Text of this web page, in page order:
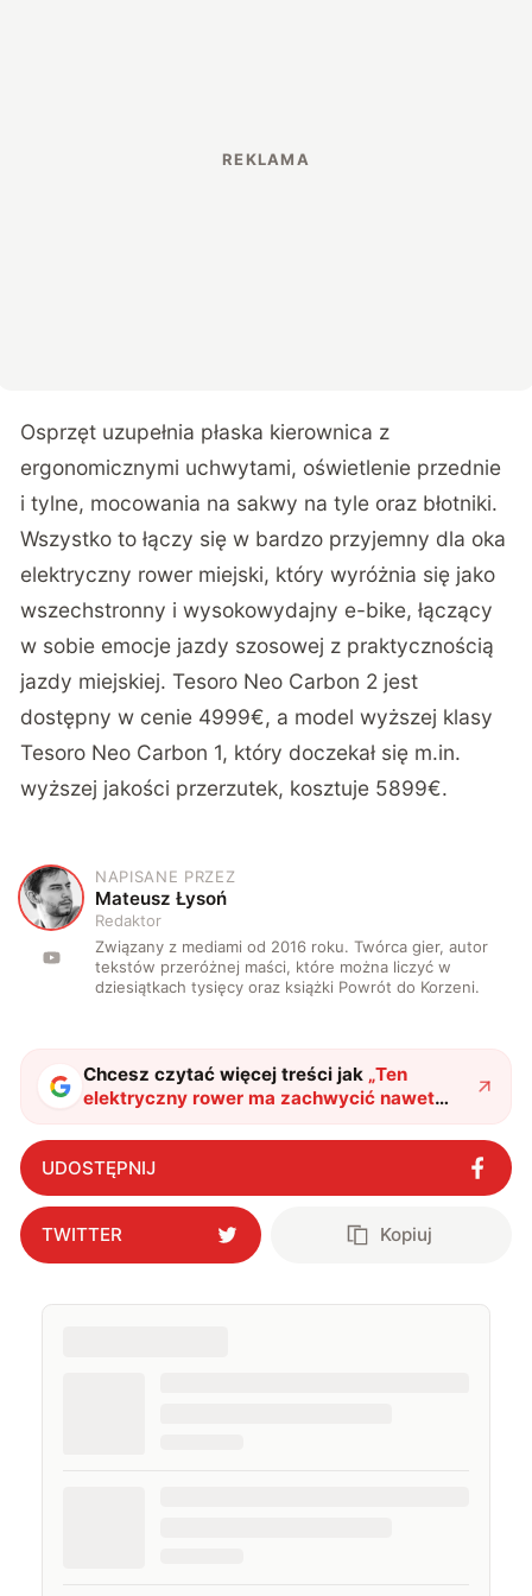
Osprzęt uzupełnia płaska kierownica z
ergonomicznymi uchwytami, oświetlenie przednie
i tylne, mocowania na sakwy na tyle oraz błotniki.
Wszystko to łączy się w bardzo przyjemny dla oka
elektryczny rower miejski, który wyróżnia się jako
wszechstronny i wysokowydajny e-bike, łączący
w sobie emocje jazdy szosowej z praktycznością
jazdy miejskiej. Tesoro Neo Carbon 2 jest
dostępny w cenie 4999€, a model wyższej klasy
Tesoro Neo Carbon 1, który doczekał się m.in.
wyższej jakości przerzutek, kosztuje 5899€.
M
NAPISANE PRZEZ
Mateusz Łysoń
Redaktor
Związany z mediami od 2016 roku. Twórca gier, autor
tekstów przeróżnej maści, które można liczyć w
dziesiątkach tysięcy oraz książki Powrót do Korzeni.
Chcesz czytać więcej treści jak „Ten
elektryczny rower ma zachwycić nawet
profesjonalistów"?
UDOSTĘPNIJ
TWITTER Kopiuj